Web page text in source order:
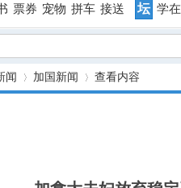
录
票券 宠物 拼车 接送
坛 学
闻 加国新闻 查看内容